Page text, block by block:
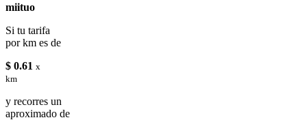
miituo
Si tu tarifa
por km es de
$ 0.61 x
km
y recorres un
aproximado de